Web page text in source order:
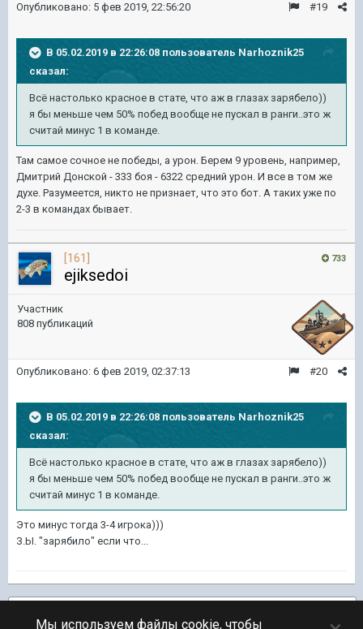
#19
Опубликовано: 5 фев 2019, 22:56:20
В 05.02.2019 в 22:26:08 пользователь Narhoznik25
сказал:
Всё настолько красное в стате, что аж в глазах зарябело))
я бы меньше чем 50% побед вообще не пускал в ранги..это ж
считай минус 1 в команде.
Там самое сочное не победы, а урон. Берем 9 уровень, например,
Дмитрий Донской - 333 боя - 6322 средний урон. И все в том же
духе. Разумеется, никто не признает, что это бот. А таких уже по
2-3 в командах бывает.
733
[161]
ejiksedoi
Участник
808 публикаций
#20
Опубликовано: 6 фев 2019, 02:37:13
В 05.02.2019 в 22:26:08 пользователь Narhoznik25
сказал:
Всё настолько красное в стате, что аж в глазах зарябело))
я бы меньше чем 50% побед вообще не пускал в ранги..это ж
считай минус 1 в команде.
Это минус тогда 3-4 игрока)))
З.Ы. "зарябило" если что...
Мы используем файлы cookie, чтобы